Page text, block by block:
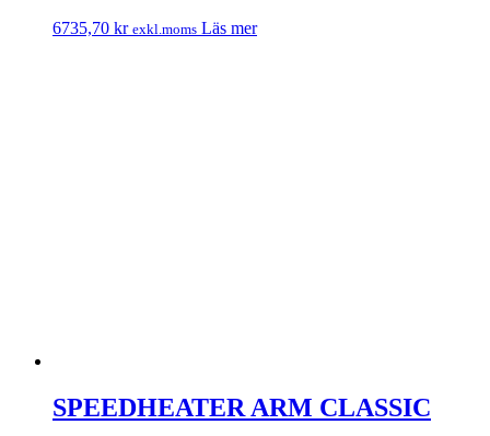
6735,70 kr exkl.moms Läs mer
SPEEDHEATER ARM CLASSIC